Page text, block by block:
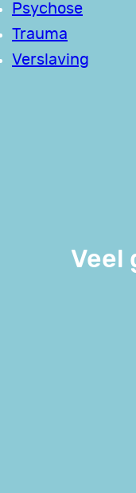
Psychose
Trauma
Verslaving
Veel